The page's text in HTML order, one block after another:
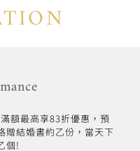
額最高享83折優惠，預
贈結婚書約乙份，當天下
個!